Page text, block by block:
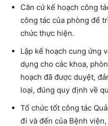
Căn cứ kế hoạch công
công tác của phòng để
chức thực hiện.
Lập kế hoạch cung ứng
dụng cho các khoa,
hoạch đã được duyệt,
loại, đúng quy định về
Tổ chức tốt công tác
đi và đến của Bệnh